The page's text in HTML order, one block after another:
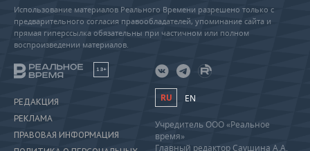
Использование материалов Реального Времени разрешено только с
предварительного согласия правообладателей, упоминание сайта и
прямая гиперссылка обязательны при частичном или полном
воспроизведении материалов.
18+
РЕДАКЦИЯ
РЕКЛАМА
ПРАВОВАЯ ИНФОРМАЦИЯ
RU EN
Учредитель ООО «Реальное
время»
Главный редактор Саушина А.А.